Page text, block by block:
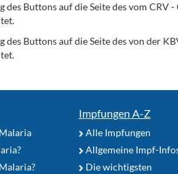
Buttons auf die Seite des vom CRV
des Buttons auf die Seite des von der
Impfungen A-Z
Alle Impfungen
Allgemeine Impf-
Die wichtigsten